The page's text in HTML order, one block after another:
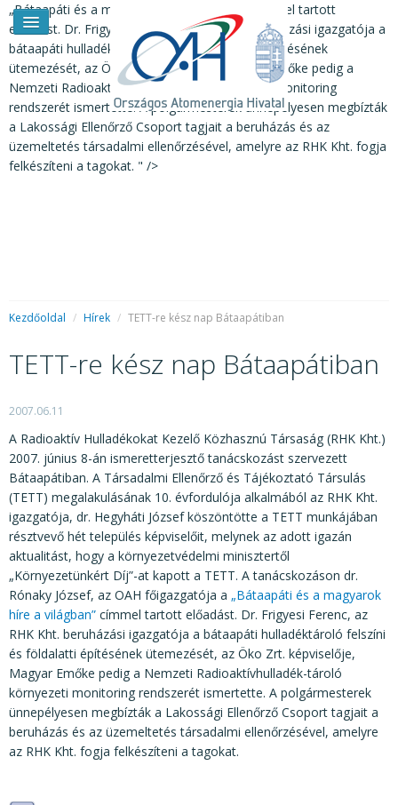
„Bátaapáti és a magyarok híre a világban” címmel tartott
előadást. Dr. Frigyesi Ferenc, az RHK Kht. beruházási igazgatója a
bátaapáti hulladéktároló felszíni és földalatti építésének
ütemezését, az Öko Zrt. képviselője, Magyar Emőke pedig a
Nemzeti Radioaktívhulladék-tároló környezeti monitoring
rendszerét ismertette. A polgármesterek ünnepélyesen megbízták
a Lakossági Ellenőrző Csoport tagjait a beruházás és az
üzemeltetés társadalmi ellenőrzésével, amelyre az RHK Kht. fogja
felkészíteni a tagokat. " />
FELADATOK
JOGI SZABÁLYOZÁS, ÚTMUTATÓK
KIADVÁNYOK, JELENTÉSEK
NYOMTATVÁNYOK, SZOFTVEREK
E-ÜGYINTÉZÉS
Kezdőoldal / Hírek / TETT-re kész nap Bátaapátiban
TETT-re kész nap Bátaapátiban
2007.06.11
A Radioaktív Hulladékokat Kezelő Közhasznú Társaság (RHK Kht.)
2007. június 8-án ismeretterjesztő tanácskozást szervezett
Bátaapátiban. A Társadalmi Ellenőrző és Tájékoztató Társulás
(TETT) megalakulásának 10. évfordulója alkalmából az RHK Kht.
igazgatója, dr. Hegyháti József köszöntötte a TETT munkájában
résztvevő hét település képviselőit, melynek az adott igazán
aktualitást, hogy a környezetvédelmi minisztertől
„Környezetünkért Díj”-at kapott a TETT. A tanácskozáson dr.
Rónaky József, az OAH főigazgatója a „Bátaapáti és a magyarok
híre a világban” címmel tartott előadást. Dr. Frigyesi Ferenc, az
RHK Kht. beruházási igazgatója a bátaapáti hulladéktároló felszíni
és földalatti építésének ütemezését, az Öko Zrt. képviselője,
Magyar Emőke pedig a Nemzeti Radioaktívhulladék-tároló
környezeti monitoring rendszerét ismertette. A polgármesterek
ünnepélyesen megbízták a Lakossági Ellenőrző Csoport tagjait a
beruházás és az üzemeltetés társadalmi ellenőrzésével, amelyre
az RHK Kht. fogja felkészíteni a tagokat.